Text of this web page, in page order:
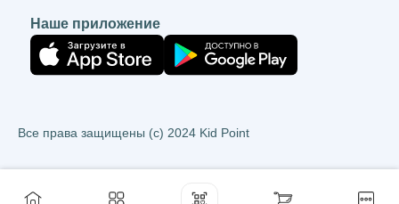
Наше приложение
Все права защищены (c) 2024 Kid Point